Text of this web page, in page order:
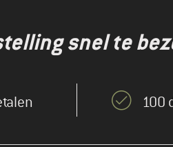
snel te
100